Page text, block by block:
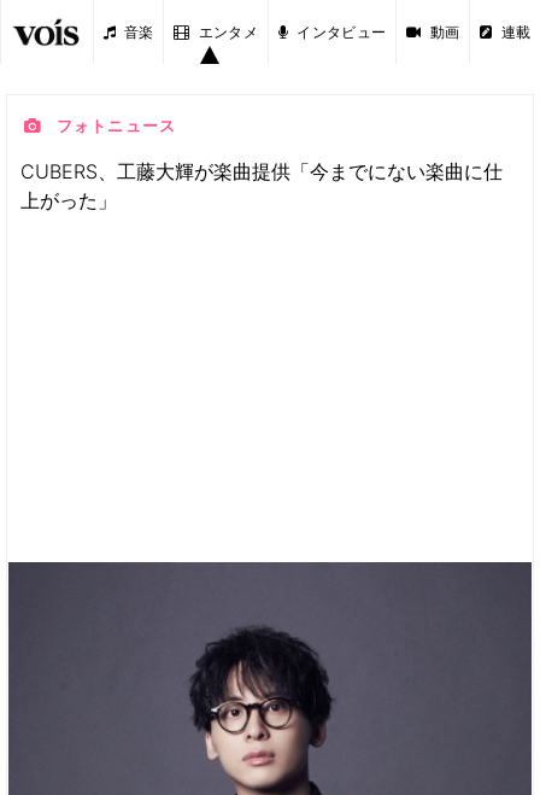
音楽 エンタメ インタビュー 動画 連載
フォトニュース
CUBERS、工藤大輝が楽曲提供「今までにない楽曲に仕
上がった」